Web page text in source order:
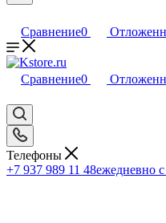
Сравнение0
Сравнение0
Телефоны
+7 937 989 11 48ежедневно